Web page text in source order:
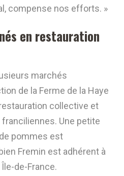
compense nos efforts. »
en restauration
marchés
de la Ferme de la Haye
collective et
Une petite
pommes est
Fremin est adhérent à
Île-de-France.